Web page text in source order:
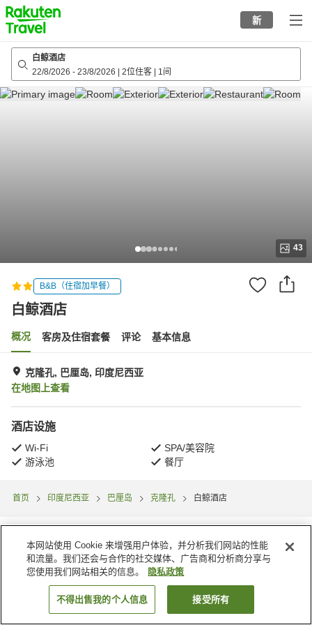
to
top
page
新
白鲸酒店
22/8/2026 - 23/8/2026 2位住客 1间
43
B&B（住宿加早餐）
白鲸酒店
概况 客房及住宿套餐 评论 基本信息
克隆孔, 巴厘岛, 印度尼西亚
在地图上查看
酒店设施
Wi-Fi
SPA/美容院
游泳池
餐厅
首页 印度尼西亚 巴厘岛 克隆孔 白鲸酒店
搜索客房
本网站使用 Cookie 来增强用户体验，并分析我们网站的性能
和流量。我们还会与合作的社交媒体、广告商和分析商分享与
您使用我们网站相关的信息。
隐私政策
不得出售我的个人信息 接受所有